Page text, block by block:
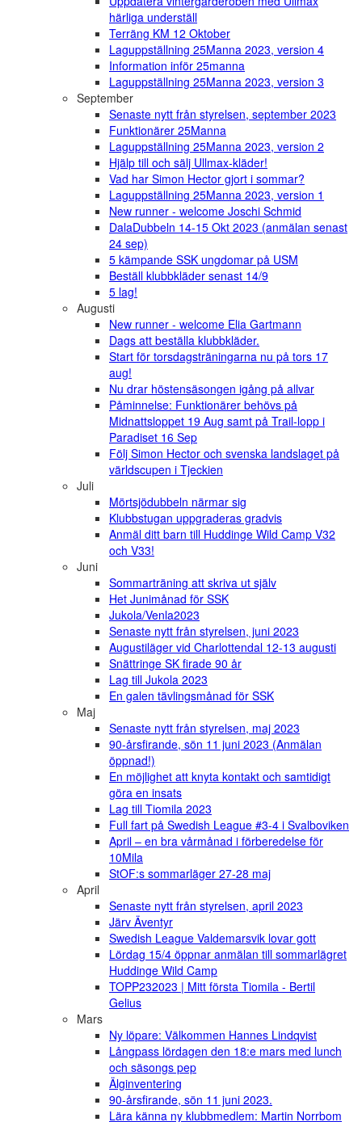
härliga underställ
Terräng KM 12 Oktober
Laguppställning 25Manna 2023, version 4
Information inför 25manna
Laguppställning 25Manna 2023, version 3
September
Senaste nytt från styrelsen, september 2023
Funktionärer 25Manna
Laguppställning 25Manna 2023, version 2
Hjälp till och sälj Ullmax-kläder!
Vad har Simon Hector gjort i sommar?
Laguppställning 25Manna 2023, version 1
New runner - welcome Joschi Schmid
DalaDubbeln 14-15 Okt 2023 (anmälan senast
24 sep)
5 kämpande SSK ungdomar på USM
Beställ klubbkläder senast 14/9
5 lag!
Augusti
New runner - welcome Elia Gartmann
Dags att beställa klubbkläder.
Start för torsdagsträningarna nu på tors 17
aug!
Nu drar höstensäsongen igång på allvar
Påminnelse: Funktionärer behövs på
Midnattsloppet 19 Aug samt på Trail-lopp i
Paradiset 16 Sep
Följ Simon Hector och svenska landslaget på
världscupen i Tjeckien
Juli
Mörtsjödubbeln närmar sig
Klubbstugan uppgraderas gradvis
Anmäl ditt barn till Huddinge Wild Camp V32
och V33!
Juni
Sommarträning att skriva ut själv
Het Junimånad för SSK
Jukola/Venla2023
Senaste nytt från styrelsen, juni 2023
Augustiläger vid Charlottendal 12-13 augusti
Snättringe SK firade 90 år
Lag till Jukola 2023
En galen tävlingsmånad för SSK
Maj
Senaste nytt från styrelsen, maj 2023
90-årsfirande, sön 11 juni 2023 (Anmälan
öppnad!)
En möjlighet att knyta kontakt och samtidigt
göra en insats
Lag till Tiomila 2023
Full fart på Swedish League #3-4 i Svalboviken
April – en bra vårmånad i förberedelse för
10Mila
StOF:s sommarläger 27-28 maj
April
Senaste nytt från styrelsen, april 2023
Järv Äventyr
Swedish League Valdemarsvik lovar gott
Lördag 15/4 öppnar anmälan till sommarlägret
Huddinge Wild Camp
TOPP232023 | Mitt första Tiomila - Bertil
Gelius
Mars
Ny löpare: Välkommen Hannes Lindqvist
Långpass lördagen den 18:e mars med lunch
och säsongs pep
Älginventering
90-årsfirande, sön 11 juni 2023.
Lära känna ny klubbmedlem: Martin Norrbom